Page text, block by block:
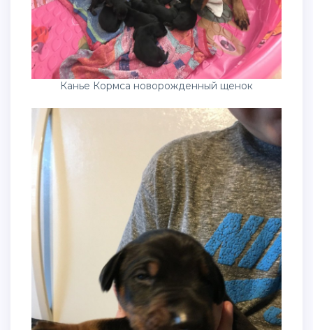
Канье Кормса новорожденный щенок